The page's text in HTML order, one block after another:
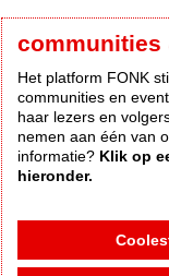
communities
Het platform FONK
communities en
haar lezers en
nemen aan één van
informatie? Klik op
hieronder.